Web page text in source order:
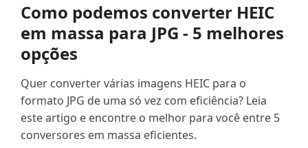
Como podemos converter HEIC
em massa para JPG - 5 melhores
opções
Quer converter várias imagens HEIC para o
formato JPG de uma só vez com eficiência? Leia
este artigo e encontre o melhor para você entre 5
conversores em massa eficientes.